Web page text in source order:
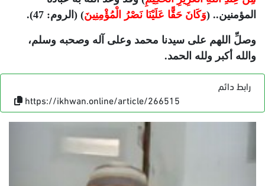
المؤمنين.. (وَكَانَ حَقًّا عَلَيْنَا نَصْرُ الْمُؤْمِنِينَ) (الروم: 47).
وصلِّ اللهم على سيدنا محمد وعلى آله وصحبه وسلم،
والله أكبر ولله الحمد.
رابط دائم
https://ikhwan.online/article/266515